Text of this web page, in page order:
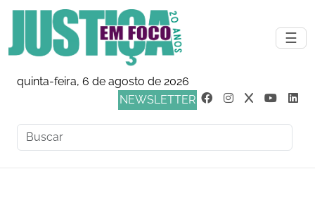
☰
quinta-feira, 6 de agosto de 2026
NEWSLETTER